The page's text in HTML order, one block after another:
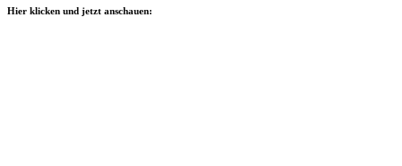
Hier klicken und jetzt anschauen: